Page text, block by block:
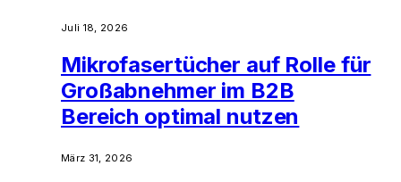
Juli 18, 2026
Mikrofasertücher auf Rolle für
Großabnehmer im B2B
Bereich optimal nutzen
März 31, 2026